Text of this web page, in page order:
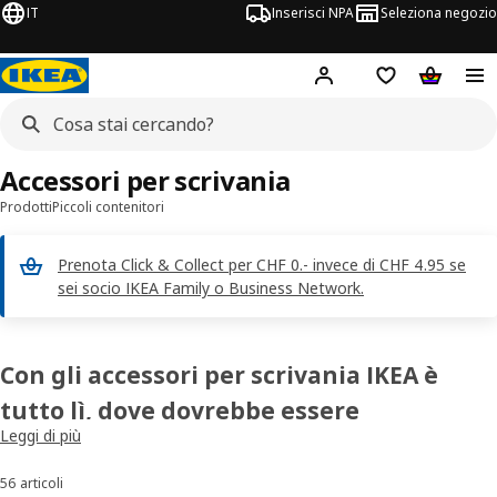
IT Inserisci NPA Seleziona negozio
Hej! Accedi ora
Foglietto degli
Carrello
ProdottiPiccoli contenitori
Prenota Click & Collect per CHF 0.- invece di CHF 4.95 se
sei socio IKEA Family o Business Network.
Accessori per scrivania
Con gli accessori per scrivania IKEA è
tutto lì, dove dovrebbe essere
Con gli accessori per scrivania IKEA hai tutto a portata di mano nella
proteggono le scrivanie da impronte, graffi e macchie. Portapenne o
Leggi di più
Ordina e filtra
56 articoli